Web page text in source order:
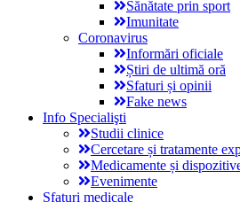
Sănătate prin sport
Imunitate
Coronavirus
Informări oficiale
Știri de ultimă oră
Sfaturi și opinii
Fake news
Info Specialişti
Studii clinice
Cercetare și tratamente
Medicamente și
Evenimente
Sfaturi medicale